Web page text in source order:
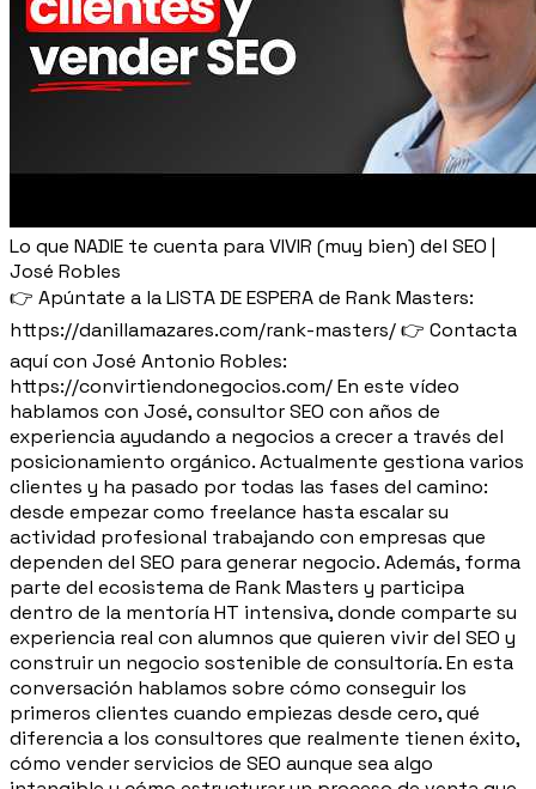
Lo que NADIE te cuenta para VIVIR (muy bien) del SEO |
José Robles
👉 Apúntate a la LISTA DE ESPERA de Rank Masters:
https://danillamazares.com/rank-masters/ 👉 Contacta
aquí con José Antonio Robles:
https://convirtiendonegocios.com/ En este vídeo
hablamos con José, consultor SEO con años de
experiencia ayudando a negocios a crecer a través del
posicionamiento orgánico. Actualmente gestiona varios
clientes y ha pasado por todas las fases del camino:
desde empezar como freelance hasta escalar su
actividad profesional trabajando con empresas que
dependen del SEO para generar negocio. Además, forma
parte del ecosistema de Rank Masters y participa
dentro de la mentoría HT intensiva, donde comparte su
experiencia real con alumnos que quieren vivir del SEO y
construir un negocio sostenible de consultoría. En esta
conversación hablamos sobre cómo conseguir los
primeros clientes cuando empiezas desde cero, qué
diferencia a los consultores que realmente tienen éxito,
cómo vender servicios de SEO aunque sea algo